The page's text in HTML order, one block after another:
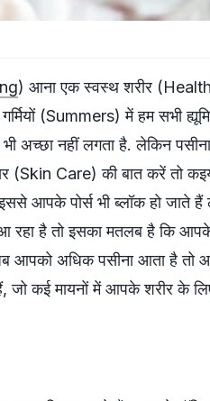
) आना एक स्वस्थ शरीर
(Summers) में हम सभी
अच्छा नहीं लगता है. लेकिन
(Skin Care) की बात करें तो
आपके पोर्स भी ब्लॉक हो जाते
है तो इसका मतलब है कि आपके
आपको अधिक पसीना आता है तो
जो कई मायनों में आपके शरीर के